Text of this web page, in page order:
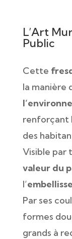
L’Art
Public
Cette
la manière
renforçant
des
Visible par
valeur du
l’
Par ses
formes
grands à